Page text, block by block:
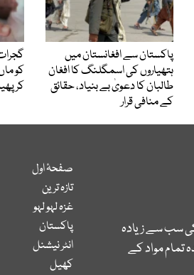
پاکستان سے افغانستان میں
ہتھیاروں کی اسمگلنگ کا افغان
طالبان کا دعویٰ بے بنیاد، حقائق
کے منافی قرار
کو
کر
سب سے زیادہ
مواد کے
صفحۂ اول
تازہ ترین
غزہ لہو لہو
پاکستان
انٹر نیشنل
کھیل